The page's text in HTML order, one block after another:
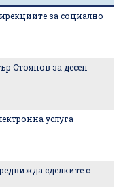
за социално
Стоянов за десен
услуга
сделките с